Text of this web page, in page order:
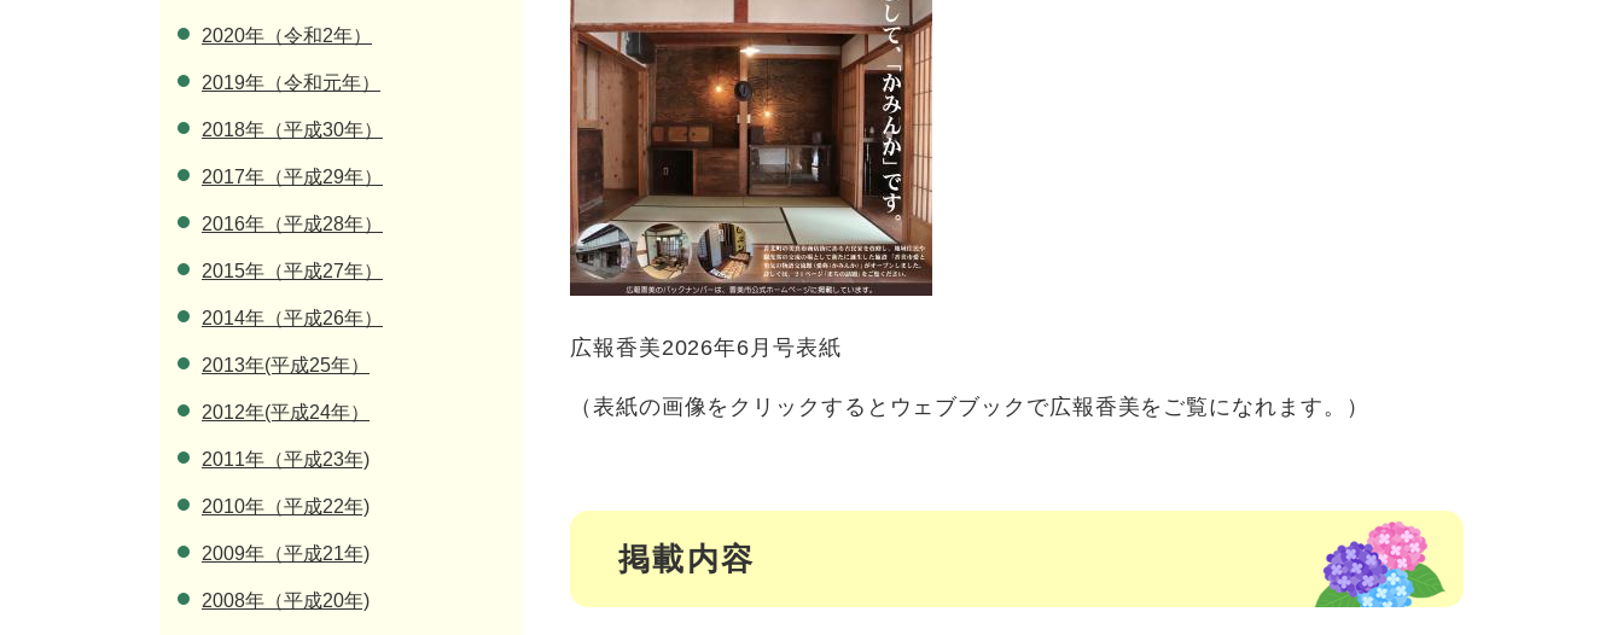
広報香美2026年6月号表紙
（表紙の画像をクリックするとウェブブックで広報香美をご覧になれます。）
掲載内容
2020年（令和2年）
2019年（令和元年）
2018年（平成30年）
2017年（平成29年）
2016年（平成28年）
2015年（平成27年）
2014年（平成26年）
2013年(平成25年）
2012年(平成24年）
2011年（平成23年)
2010年（平成22年)
2009年（平成21年)
2008年（平成20年)